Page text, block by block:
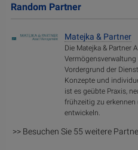
Random Partner
Matejka & Partner
Die Matejka & Partner
Vordergrund der
Konzepte und
ist es geübte Praxis,
frühzeitig zu erkennen
entwickeln.
>> Besuchen Sie 55 weitere